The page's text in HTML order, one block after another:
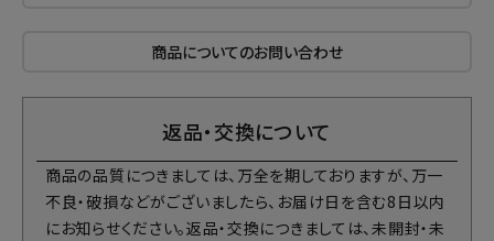
商品についてのお問い合わせ
返品・交換について
商品の品質につきましては、万全を期しておりますが、万一
不良・破損などがございましたら、お届け日を含む8日以内
にお知らせください。返品・交換につきましては、未開封・未